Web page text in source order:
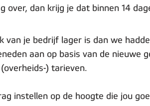
dan krijg je dat binnen 14
je bedrijf lager is dan we
aan op basis van de nieuwe
) tarieven.
instellen op de hoogte die jou